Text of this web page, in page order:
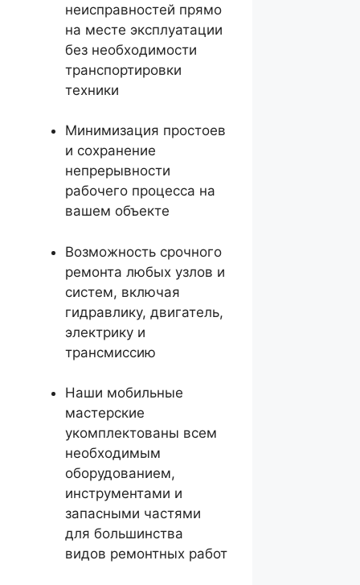
неисправностей прямо
на месте эксплуатации
без необходимости
транспортировки
техники
Минимизация простоев
и сохранение
непрерывности
рабочего процесса на
вашем объекте
Возможность срочного
ремонта любых узлов и
систем, включая
гидравлику, двигатель,
электрику и
трансмиссию
Наши мобильные
мастерские
укомплектованы всем
необходимым
оборудованием,
инструментами и
запасными частями
для большинства
видов ремонтных работ